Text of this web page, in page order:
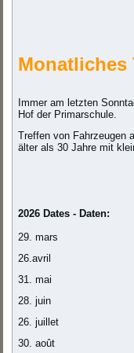
Monatliches
Immer am letzten
Hof der Primarschule.
Treffen von Fahrzeugen
älter als 30 Jahre mit
2026 Dates - Daten:
29. mars
26.avril
31. mai
28. juin
26. juillet
30. août